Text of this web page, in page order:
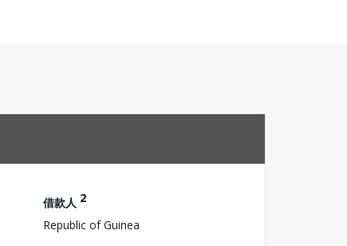
借款人 2
Republic of Guinea